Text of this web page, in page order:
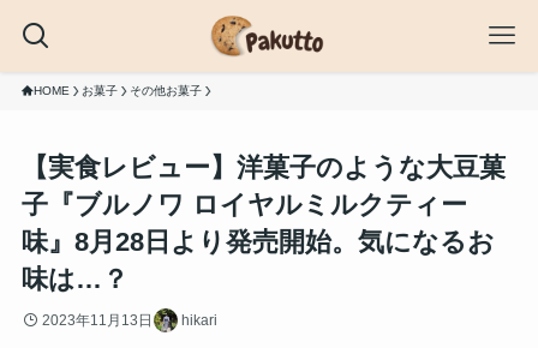
HOME お菓子 その他お菓子
【実食レビュー】洋菓子のような大豆菓
子『ブルノワ ロイヤルミルクティー
味』8月28日より発売開始。気になるお
味は…？
2023年11月13日 hikari